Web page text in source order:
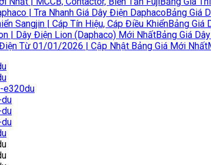
Bảng Giá
Bảng Giá
Bảng Giá